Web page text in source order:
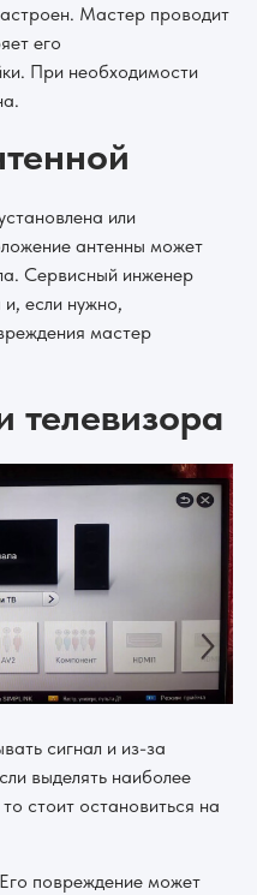
Мастер проводит
его
При необходимости
или
антенны может
Сервисный инженер
если нужно,
мастер
телевизора
сигнал и из-за
выделять наиболее
стоит остановиться на
повреждение может